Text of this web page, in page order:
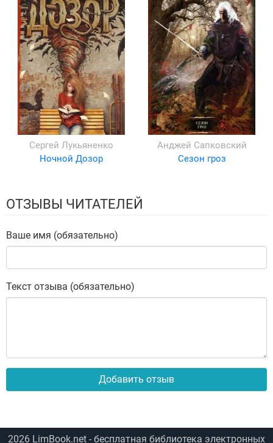
Сергей Лукьяненко
Ночной Дозор
Анджей Сапковский
Сезон гроз
ОТЗЫВЫ ЧИТАТЕЛЕЙ
Ваше имя (обязательно)
Текст отзыва (обязательно)
Добавить отзыв
2026 LimBook.net - бесплатная библиотека электронных